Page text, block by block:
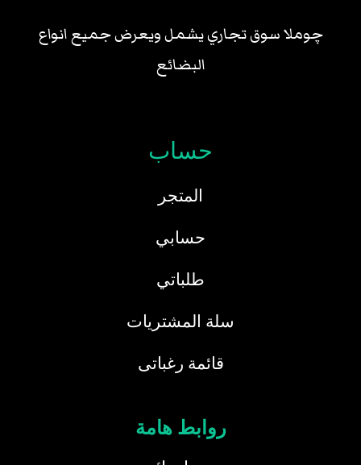
چوملا سوق تجاري يشمل ويعرض جميع انواع
البضائع
حساب
المتجر
حسابي
طلباتي
سلة المشتريات
قائمة رغباتى
روابط هامة